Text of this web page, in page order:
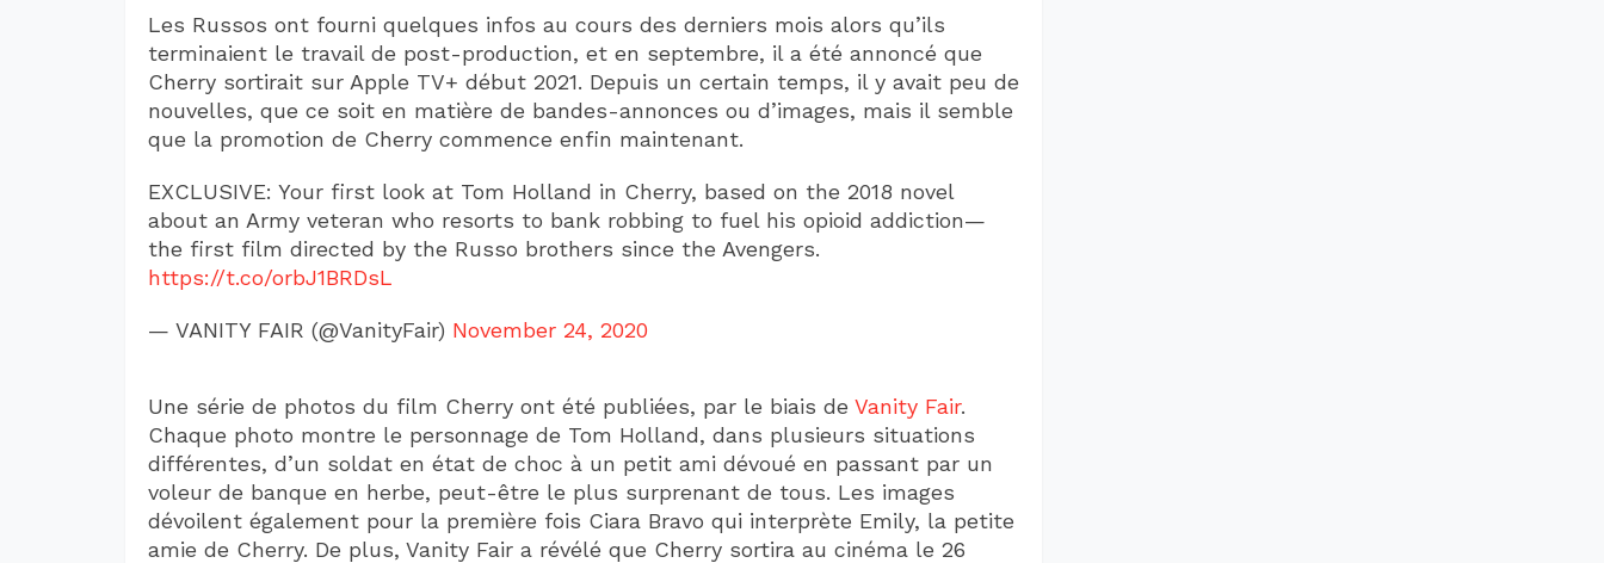
Les Russos ont fourni quelques infos au cours des derniers mois alors qu’ils
terminaient le travail de post-production, et en septembre, il a été annoncé que
Cherry sortirait sur Apple TV+ début 2021. Depuis un certain temps, il y avait peu de
nouvelles, que ce soit en matière de bandes-annonces ou d’images, mais il semble
que la promotion de Cherry commence enfin maintenant.
EXCLUSIVE: Your first look at Tom Holland in Cherry, based on the 2018 novel
about an Army veteran who resorts to bank robbing to fuel his opioid addiction—
the first film directed by the Russo brothers since the Avengers.
https://t.co/orbJ1BRDsL
— VANITY FAIR (@VanityFair) November 24, 2020
Une série de photos du film Cherry ont été publiées, par le biais de Vanity Fair.
Chaque photo montre le personnage de Tom Holland, dans plusieurs situations
différentes, d’un soldat en état de choc à un petit ami dévoué en passant par un
voleur de banque en herbe, peut-être le plus surprenant de tous. Les images
dévoilent également pour la première fois Ciara Bravo qui interprète Emily, la petite
amie de Cherry. De plus, Vanity Fair a révélé que Cherry sortira au cinéma le 26